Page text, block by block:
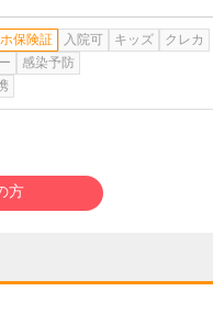
保険証 入院可 キッズ
クレカ
感染予防
方